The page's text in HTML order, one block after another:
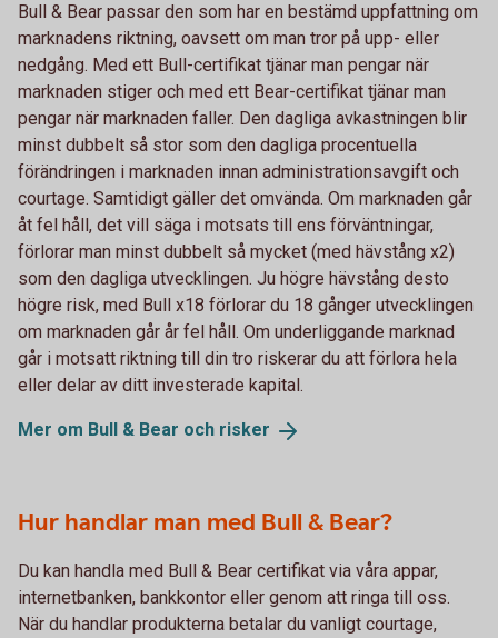
Bull & Bear passar den som har en bestämd uppfattning om
marknadens riktning, oavsett om man tror på upp- eller
nedgång. Med ett Bull-certifikat tjänar man pengar när
marknaden stiger och med ett Bear-certifikat tjänar man
pengar när marknaden faller. Den dagliga avkastningen blir
minst dubbelt så stor som den dagliga procentuella
förändringen i marknaden innan administrationsavgift och
courtage. Samtidigt gäller det omvända. Om marknaden går
åt fel håll, det vill säga i motsats till ens förväntningar,
förlorar man minst dubbelt så mycket (med hävstång x2)
som den dagliga utvecklingen. Ju högre hävstång desto
högre risk, med Bull x18 förlorar du 18 gånger utvecklingen
om marknaden går år fel håll. Om underliggande marknad
går i motsatt riktning till din tro riskerar du att förlora hela
eller delar av ditt investerade kapital.
Mer om Bull & Bear och risker
Hur handlar man med Bull & Bear?
Du kan handla med Bull & Bear certifikat via våra appar,
internetbanken, bankkontor eller genom att ringa till oss.
När du handlar produkterna betalar du vanligt courtage,